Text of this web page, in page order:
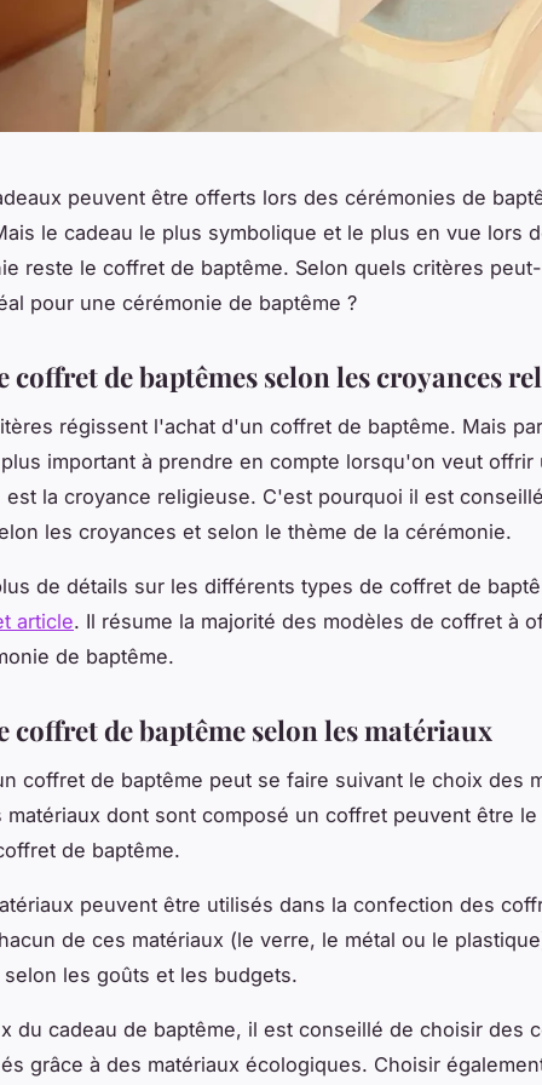
peuvent être offerts lors des cérémonies de
le cadeau le plus symbolique et le plus en vue lors
reste le coffret de baptême. Selon quels critères
pour une cérémonie de baptême ?
coffret de baptêmes selon les croyances
régissent l'achat d'un coffret de baptême. Mais
important à prendre en compte lorsqu'on veut offrir
est la croyance religieuse. C'est pourquoi il est
les croyances et selon le thème de la cérémonie.
de détails sur les différents types de coffret de
article. Il résume la majorité des modèles de coffret à
de baptême.
coffret de baptême selon les matériaux
coffret de baptême peut se faire suivant le choix des
matériaux dont sont composé un coffret peuvent être
de baptême.
peuvent être utilisés dans la confection des
de ces matériaux (le verre, le métal ou le
les goûts et les budgets.
du cadeau de baptême, il est conseillé de choisir des
grâce à des matériaux écologiques. Choisir